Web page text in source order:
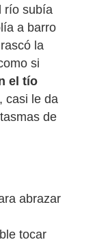
río subía
a barro
la
si
el tío
casi le da
de
abrazar
tocar